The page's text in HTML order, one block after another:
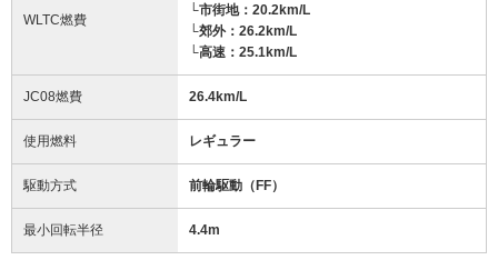
WLTC燃費
└市街地：20.2km/L
└郊外：26.2km/L
└高速：25.1km/L
JC08燃費 26.4km/L
使用燃料 レギュラー
駆動方式 前輪駆動（FF）
最小回転半径 4.4m